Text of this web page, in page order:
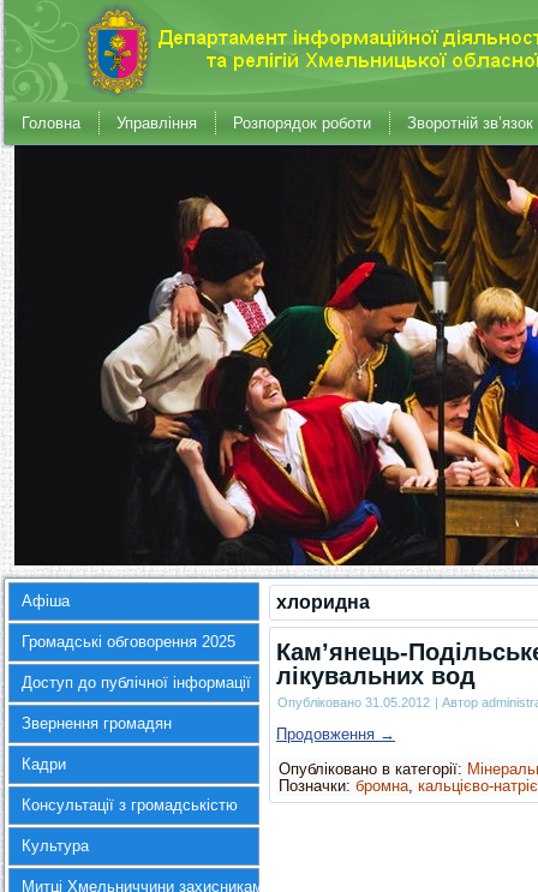
Головна Управління Розпорядок роботи Зворотній зв’язок
Афіша
Громадські обговорення 2025
Доступ до публічної інформації
Звернення громадян
Кадри
Консультації з громадськістю
Культура
Митці Хмельниччини захисникам України
хлоридна
Кам’янець-
лікувальних вод
Опубліковано 31.05.2012 | Автор
Продовження →
Опубліковано в категорії:
Позначки: бромна, кальцієво-